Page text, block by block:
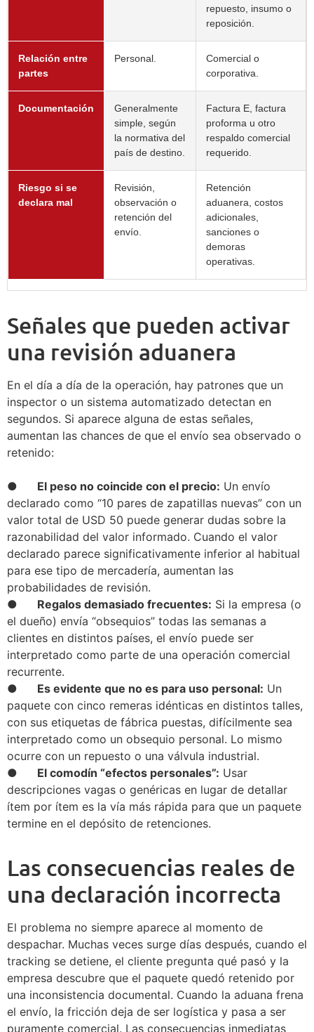
repuesto, insumo o
reposición.
Relación entre
partes
Personal.
Comercial o
corporativa.
Documentación
Generalmente
simple, según
la normativa del
país de destino.
Factura E, factura
proforma u otro
respaldo comercial
requerido.
Riesgo si se
declara mal
Revisión,
observación o
retención del
envío.
Retención
aduanera, costos
adicionales,
sanciones o
demoras
operativas.
Señales que pueden activar
una revisión aduanera
En el día a día de la operación, hay patrones que un
inspector o un sistema automatizado detectan en
segundos. Si aparece alguna de estas señales,
aumentan las chances de que el envío sea observado o
retenido:
● El peso no coincide con el precio: Un envío
declarado como “10 pares de zapatillas nuevas” con un
valor total de USD 50 puede generar dudas sobre la
razonabilidad del valor informado. Cuando el valor
declarado parece significativamente inferior al habitual
para ese tipo de mercadería, aumentan las
probabilidades de revisión.
● Regalos demasiado frecuentes: Si la empresa (o
el dueño) envía “obsequios” todas las semanas a
clientes en distintos países, el envío puede ser
interpretado como parte de una operación comercial
recurrente.
● Es evidente que no es para uso personal: Un
paquete con cinco remeras idénticas en distintos talles,
con sus etiquetas de fábrica puestas, difícilmente sea
interpretado como un obsequio personal. Lo mismo
ocurre con un repuesto o una válvula industrial.
● El comodín “efectos personales”: Usar
descripciones vagas o genéricas en lugar de detallar
ítem por ítem es la vía más rápida para que un paquete
termine en el depósito de retenciones.
Las consecuencias reales de
una declaración incorrecta
El problema no siempre aparece al momento de
despachar. Muchas veces surge días después, cuando el
tracking se detiene, el cliente pregunta qué pasó y la
empresa descubre que el paquete quedó retenido por
una inconsistencia documental. Cuando la aduana frena
el envío, la fricción deja de ser logística y pasa a ser
puramente comercial. Las consecuencias inmediatas